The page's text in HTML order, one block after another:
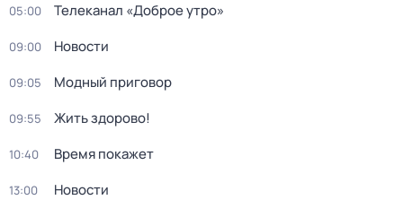
05:00 Телеканал «Доброе утро»
09:00 Новости
09:05 Модный приговор
09:55 Жить здорово!
10:40 Время покажет
13:00 Новости